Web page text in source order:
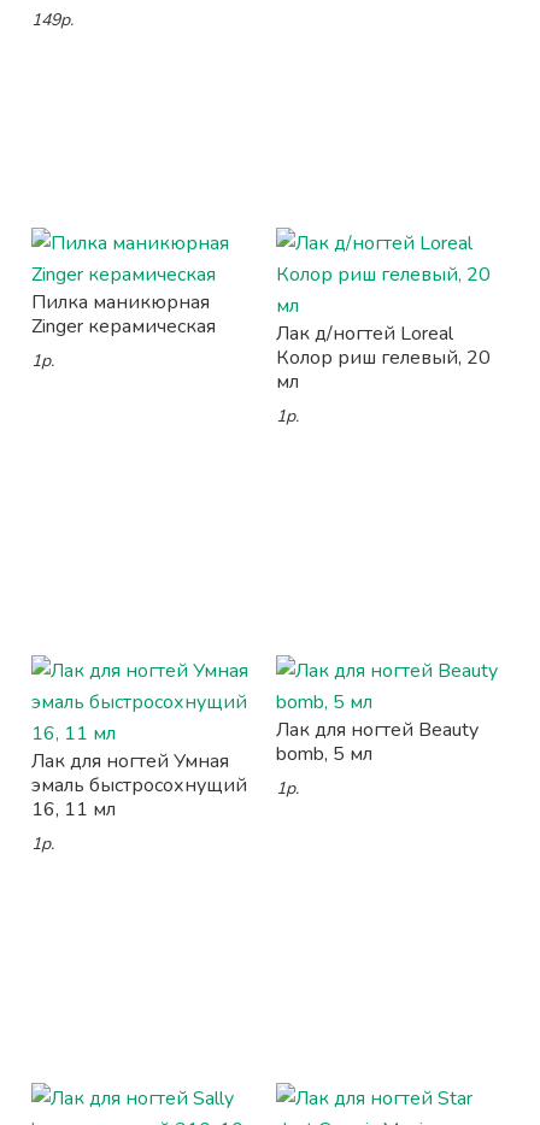
149р.
Пилка маникюрная
Zinger керамическая
1р.
Лак д/ногтей Loreal
Колор риш гелевый, 20
мл
1р.
Лак для ногтей Умная
эмаль быстросохнущий
16, 11 мл
1р.
Лак для ногтей Beauty
bomb, 5 мл
1р.